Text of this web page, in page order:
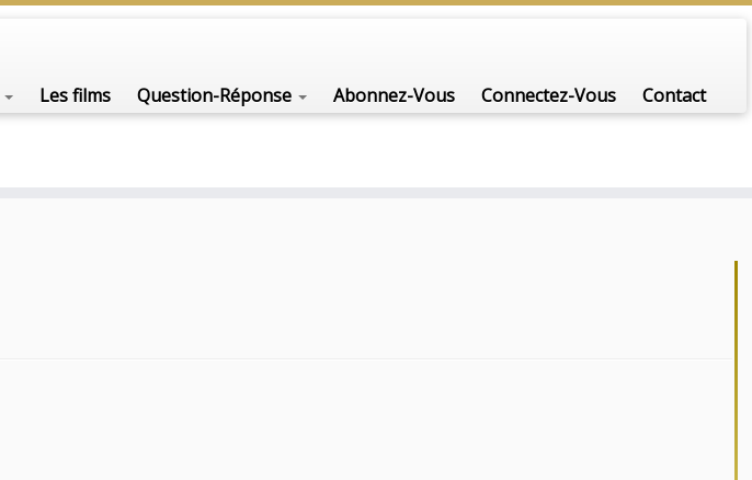
Les films Question-Réponse Abonnez-Vous Connectez-Vous Contact